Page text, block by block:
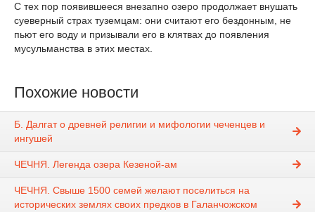
С тех пор появившееся внезапно озеро продолжает внушать
суеверный страх туземцам: они считают его бездонным, не
пьют его воду и призывали его в клятвах до появления
мусульманства в этих местах.
Похожие новости
Б. Далгат о древней религии и мифологии чеченцев и
ингушей
ЧЕЧНЯ. Легенда озера Кезеной-ам
ЧЕЧНЯ. Свыше 1500 семей желают поселиться на
исторических землях своих предков в Галанчожском